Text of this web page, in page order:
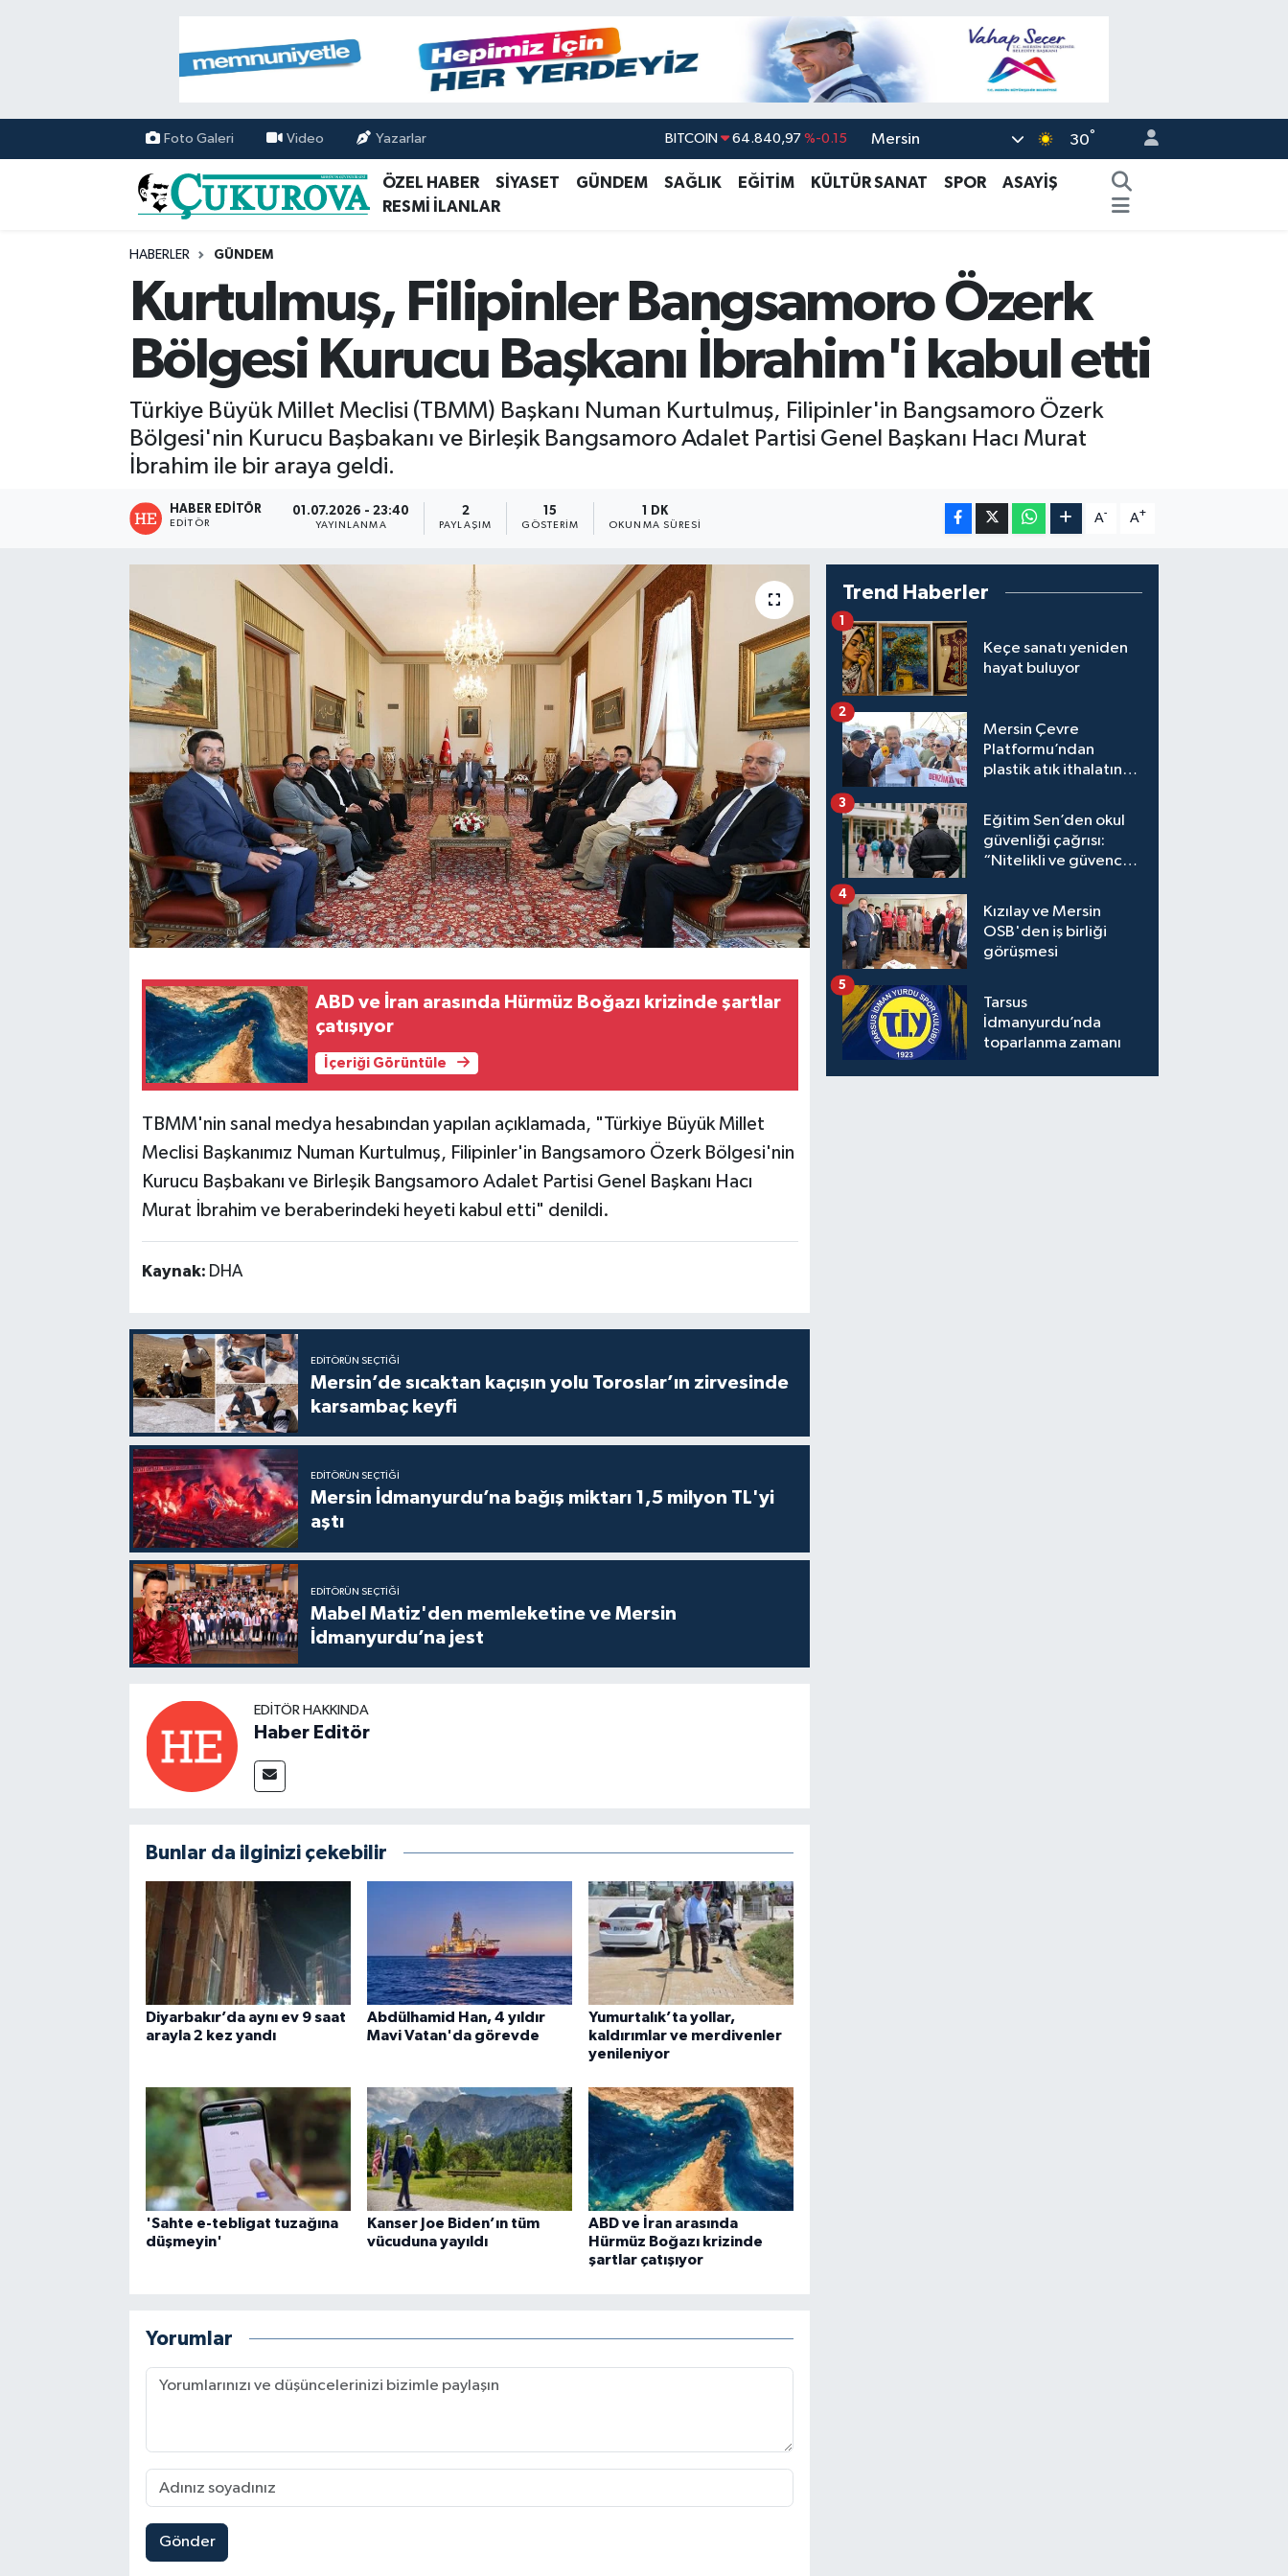
Foto Galeri Video Yazarlar BITCOIN 64.840,97 %-0.15
DOLAR 47,7436 %0.18
BİST100 13.779
Mersin 30°
ÖZEL HABER SİYASET GÜNDEM SAĞLIK EĞİTİM KÜLTÜR SANAT SPOR
ASAYİŞ
RESMİ İLANLAR
HABERLER GÜNDEM
Kurtulmuş, Filipinler Bangsamoro Özerk
Bölgesi Kurucu Başkanı İbrahim'i kabul etti
Türkiye Büyük Millet Meclisi (TBMM) Başkanı Numan Kurtulmuş, Filipinler'in Bangsamoro Özerk
Bölgesi'nin Kurucu Başbakanı ve Birleşik Bangsamoro Adalet Partisi Genel Başkanı Hacı Murat
İbrahim ile bir araya geldi.
HABER EDITÖR
EDITÖR
01.07.2026 - 23:40
YAYINLANMA
2
PAYLAŞIM
15
GÖSTERIM
1 DK
OKUNMA SÜRESI
A- A+
ABD ve İran arasında Hürmüz Boğazı krizinde şartlar
çatışıyor
İçeriği Görüntüle
TBMM'nin sanal medya hesabından yapılan açıklamada, "Türkiye Büyük Millet
Meclisi Başkanımız Numan Kurtulmuş, Filipinler'in Bangsamoro Özerk Bölgesi'nin
Kurucu Başbakanı ve Birleşik Bangsamoro Adalet Partisi Genel Başkanı Hacı
Murat İbrahim ve beraberindeki heyeti kabul etti" denildi.
Kaynak: DHA
EDITÖRÜN SEÇTIĞI
Mersin’de sıcaktan kaçışın yolu Toroslar’ın zirvesinde
karsambaç keyfi
EDITÖRÜN SEÇTIĞI
Mersin İdmanyurdu’na bağış miktarı 1,5 milyon TL'yi
aştı
EDITÖRÜN SEÇTIĞI
Mabel Matiz'den memleketine ve Mersin
İdmanyurdu’na jest
EDITÖR HAKKINDA
Haber Editör
Bunlar da ilginizi çekebilir
Diyarbakır’da aynı ev 9 saat
arayla 2 kez yandı
Abdülhamid Han, 4 yıldır
Mavi Vatan'da görevde
Yumurtalık’ta yollar,
kaldırımlar ve merdivenler
yenileniyor
'Sahte e-tebligat tuzağına
düşmeyin'
Kanser Joe Biden’ın tüm
vücuduna yayıldı
ABD ve İran arasında
Hürmüz Boğazı krizinde
şartlar çatışıyor
Yorumlar
Gönder
Trend Haberler
Keçe sanatı yeniden
hayat buluyor
1
Mersin Çevre
Platformu’ndan
plastik atık ithalatına
2
Eğitim Sen’den okul
güvenliği çağrısı:
“Nitelikli ve güvenceli
3
Kızılay ve Mersin
OSB'den iş birliği
görüşmesi
4
Tarsus
İdmanyurdu’nda
toparlanma zamanı
5
Mersin Nöbetçi Eczaneler
Mersin Hava Durumu
Mersin Namaz Vakitleri
Mersin Trafik Yoğunluk Haritası
Tüm Manşetler
Son Dakika Haberleri
Haber Arşivi